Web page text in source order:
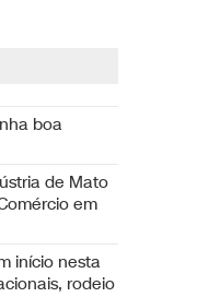
boa
de Mato
em
início nesta
rodeio